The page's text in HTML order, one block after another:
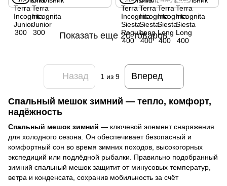
Показать еще 20 товаров
Назад 1 из 9 Вперед
Спальный мешок зимний — тепло, комфорт,
надёжность
Спальный мешок зимний — ключевой элемент снаряжения
для холодного сезона. Он обеспечивает безопасный и
комфортный сон во время зимних походов, высокогорных
экспедиций или подлёдной рыбалки. Правильно подобранный
зимний спальный мешок защитит от минусовых температур,
ветра и конденсата, сохранив мобильность за счёт